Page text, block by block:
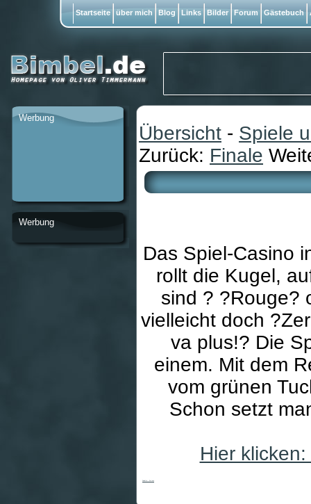
Übersicht - Spiele
Zurück: Finale
Das Spiel-Casino
rollt die Kugel,
sind ? ?Rouge?
vielleicht doch
va plus!? Die
einem. Mit dem
vom grünen
Schon setzt
Hier
Werbung
Werbung
Startseite über mich Blog Links Bilder Forum Gästebuch